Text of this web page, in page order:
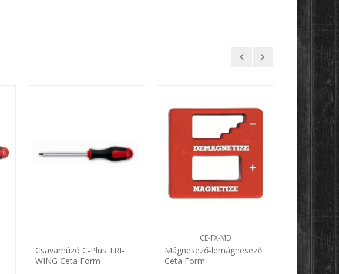
Csavarhúzó C-Plus TRI-
WING Ceta Form
CE-FX-MD
Mágnesező-lemágnesező
Ceta Form
nyéllel MTX